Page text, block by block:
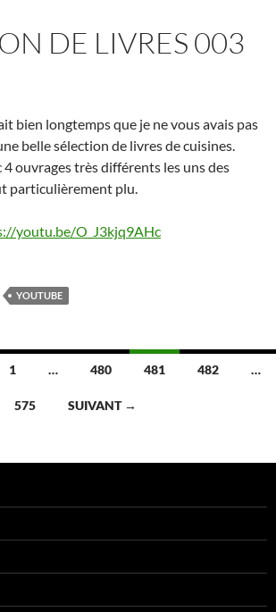
DE LIVRES 003
bien longtemps que je ne vous avais pas
belle sélection de livres de cuisines.
4 ouvrages très différents les uns des
particulièrement plu.
youtu.be/O_J3kjq9AHc
YOUTUBE
1 … 480 481 482 …
575 SUIVANT →